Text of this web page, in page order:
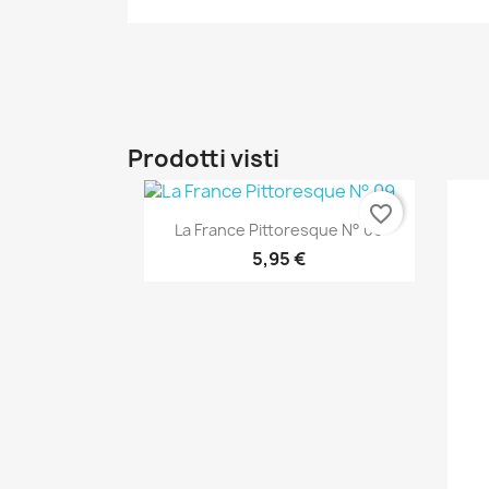
Prodotti visti
 Anteprima
La France Pittoresque N° 09
5,95 €
favorite_border